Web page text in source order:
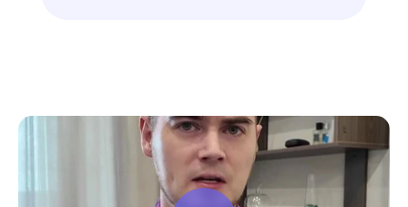
доволен, в работе всё пригодилось!